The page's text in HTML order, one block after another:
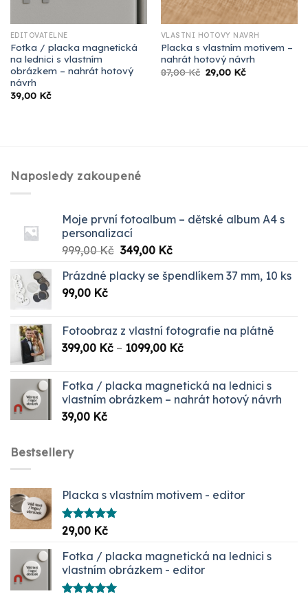
EDITOVATELNÉ
Fotka / placka magnetická
na lednici s vlastním
obrázkem – nahrát hotový
návrh
39,00 Kč
VLASTNÍ HOTOVÝ NÁVRH
Placka s vlastním motivem –
nahrát hotový návrh
87,00Kč Původní
cena
29,00 KčAktuální
Naposledy zakoupené
Moje první fotoalbum – dětské album A4 s
personalizací
999,00Kč Původní
byla:
349,00 KčAktuální
je:
Prázdné placky se špendlíkem 37 mm, 10 ks
99,00 Kč
Fotoobraz z vlastní fotografie na plátně
399,00 Kč – 1099,00 KčRozpětí
až
1099,00 Kč
Fotka / placka magnetická na lednici s
vlastním obrázkem – nahrát hotový návrh
39,00 Kč
Bestsellery
Placka s vlastním motivem - editor
Hodnocení
5.00
29,00 Kč
Fotka / placka magnetická na lednici s
vlastním obrázkem - editor